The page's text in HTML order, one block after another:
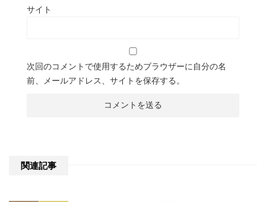
サイト
次回のコメントで使用するためブラウザーに自分の名
前、メールアドレス、サイトを保存する。
関連記事